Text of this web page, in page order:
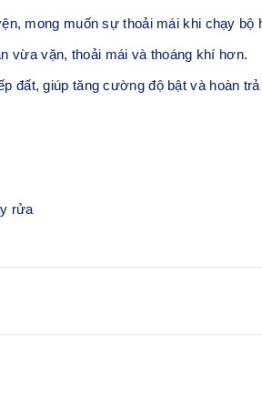
mong muốn sự thoải mái khi chạy bộ
vừa vặn, thoải mái và thoáng khí hơn.
giúp tăng cường độ bật và hoàn
rửa